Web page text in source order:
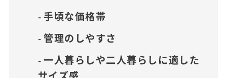
手頃な価格帯
管理のしやすさ
一人暮らしや二人暮らしに適した